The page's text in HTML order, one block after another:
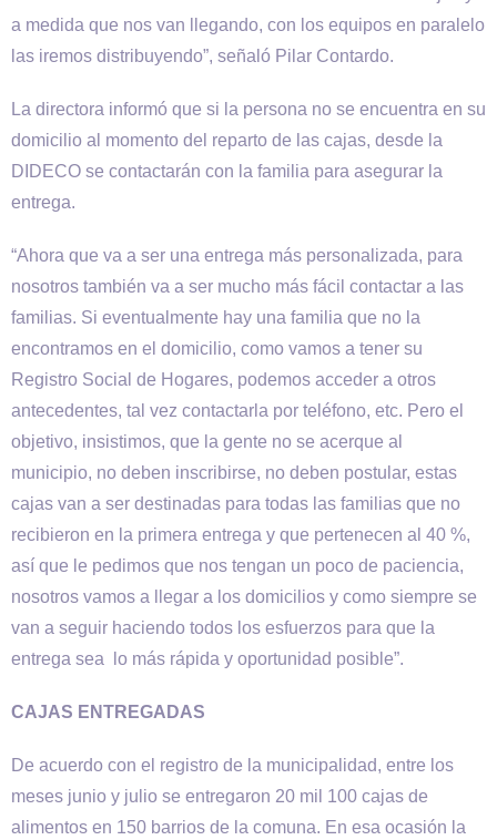
a medida que nos van llegando, con los equipos en paralelo
las iremos distribuyendo”, señaló Pilar Contardo.
La directora informó que si la persona no se encuentra en su
domicilio al momento del reparto de las cajas, desde la
DIDECO se contactarán con la familia para asegurar la
entrega.
“Ahora que va a ser una entrega más personalizada, para
nosotros también va a ser mucho más fácil contactar a las
familias. Si eventualmente hay una familia que no la
encontramos en el domicilio, como vamos a tener su
Registro Social de Hogares, podemos acceder a otros
antecedentes, tal vez contactarla por teléfono, etc. Pero el
objetivo, insistimos, que la gente no se acerque al
municipio, no deben inscribirse, no deben postular, estas
cajas van a ser destinadas para todas las familias que no
recibieron en la primera entrega y que pertenecen al 40 %,
así que le pedimos que nos tengan un poco de paciencia,
nosotros vamos a llegar a los domicilios y como siempre se
van a seguir haciendo todos los esfuerzos para que la
entrega sea lo más rápida y oportunidad posible”.
CAJAS ENTREGADAS
De acuerdo con el registro de la municipalidad, entre los
meses junio y julio se entregaron 20 mil 100 cajas de
alimentos en 150 barrios de la comuna. En esa ocasión la